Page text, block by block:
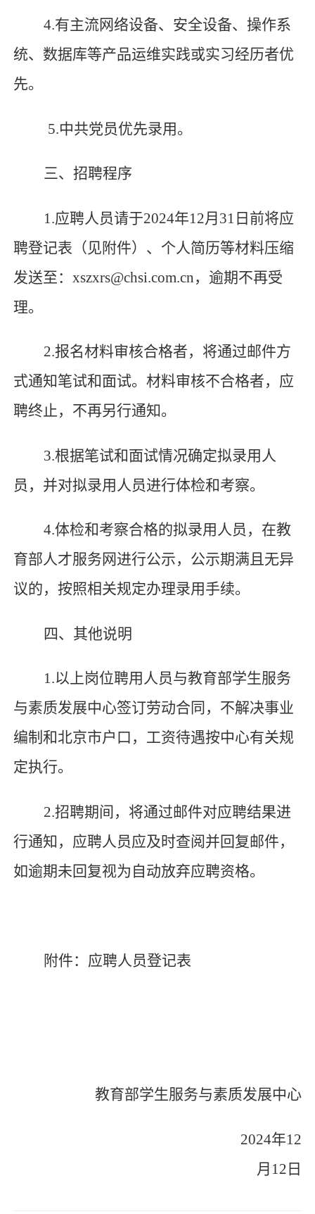
4.有主流网络设备、安全设备、操作系
统、数据库等产品运维实践或实习经历者优
先。
5.中共党员优先录用。
三、招聘程序
1.应聘人员请于2024年12月 31 日前将应
聘登记表（见附件）、个人简历等材料压缩
发送至：xszxrs@chsi.com.cn ，逾期不再受
理。
2.报名材料审核合格者，将通过邮件方
式通知笔试和面试。材料审核不合格者，应
聘终止，不再另行通知。
3.根据笔试和面试情况确定拟录用人
员，并对拟录用人员进行体检和考察。
4.体检和考察合格的拟录用人员，在教
育部人才服务网进行公示，公示期满且无异
议的，按照相关规定办理录用手续。
四、其他说明
1.以上岗位聘用人员与教育部学生服务
与素质发展中心签订劳动合同，不解决事业
编制和北京市户口，工资待遇按中心有关规
定执行。
2.招聘期间，将通过邮件对应聘结果进
行通知，应聘人员应及时查阅并回复邮件，
如逾期未回复视为自动放弃应聘资格。
附件：应聘人员登记表
教育部学生服务与素质发展中心
2024年12
月 12 日